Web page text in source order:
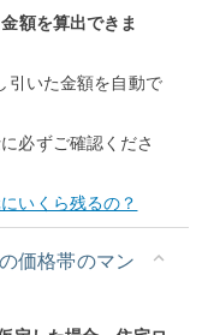
額を算出できま
引いた金額を自動で
必ずご確認くださ
いくら残るの？
価格帯のマン